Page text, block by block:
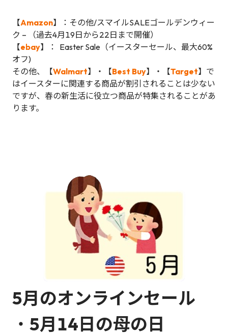
【Amazon】：その他/スマイルSALEゴールデンウィー
ク – （過去4月19日から22日まで開催）
【ebay】： Easter Sale（イースターセール、最大60%
オフ)
その他、【Walmart】・【Best Buy】・【Target】で
はイースターに関連する商品が割引されることは少ない
ですが、春の新生活に役立つ商品が特集されることがあ
ります。
5月のオンラインセール
・ 5月14日の母の日